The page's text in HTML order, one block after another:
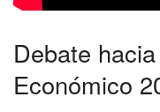
Debate
Económico